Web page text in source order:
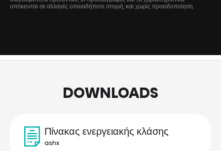
υπόκεινται σε αλλαγές οποιαδήποτε στιγμή, και χωρίς προειδοποίηση.
DOWNLOADS
Πίνακας ενεργειακής κλάσης
ashx